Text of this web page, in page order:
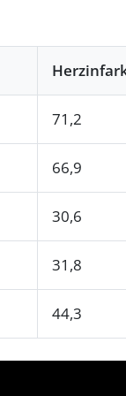
71,2
66,9
30,6
31,8
44,3